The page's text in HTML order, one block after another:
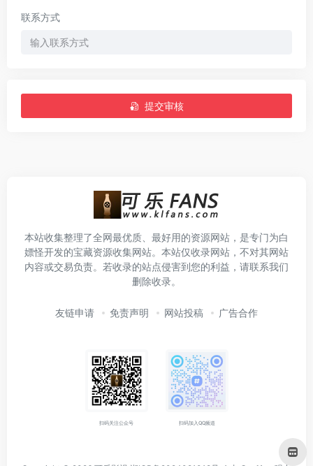
联系方式
提交审核
本站收集整理了全网最优质、最好用的资源网站，是专门为白
嫖怪开发的宝藏资源收集网站。本站仅收录网站，不对其网站
内容或交易负责。若收录的站点侵害到您的利益，请联系我们
删除收录。
友链申请 免责声明 网站投稿 广告合作
扫码关注公众号 扫码加入QQ频道